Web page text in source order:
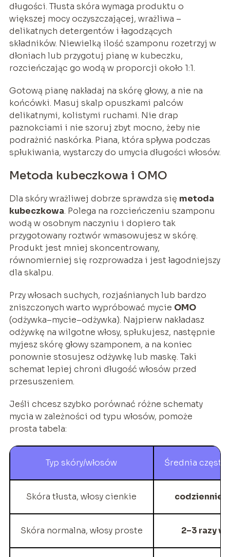
długości. Tłusta skóra wymaga produktu o
większej mocy oczyszczającej, wrażliwa –
delikatnych detergentów i łagodzących
składników. Niewielką ilość szamponu rozetrzyj w
dłoniach lub przygotuj pianę w kubeczku,
rozcieńczając go wodą w proporcji około 1:1.
Gotową pianę nakładaj na skórę głowy, a nie na
końcówki. Masuj skalp opuszkami palców
delikatnymi, kolistymi ruchami. Nie drap
paznokciami i nie szoruj zbyt mocno, żeby nie
podrażnić naskórka. Piana, która spływa podczas
spłukiwania, wystarczy do umycia długości włosów.
Metoda kubeczkowa i OMO
Dla skóry wrażliwej dobrze sprawdza się metoda
kubeczkowa. Polega na rozcieńczeniu szamponu
wodą w osobnym naczyniu i dopiero tak
przygotowany roztwór wmasowujesz w skórę.
Produkt jest mniej skoncentrowany,
równomierniej się rozprowadza i jest łagodniejszy
dla skalpu.
Przy włosach suchych, rozjaśnianych lub bardzo
zniszczonych warto wypróbować mycie OMO
(odżywka–mycie–odżywka). Najpierw nakładasz
odżywkę na wilgotne włosy, spłukujesz, następnie
myjesz skórę głowy szamponem, a na koniec
ponownie stosujesz odżywkę lub maskę. Taki
schemat lepiej chroni długość włosów przed
przesuszeniem.
Jeśli chcesz szybko porównać różne schematy
mycia w zależności od typu włosów, pomoże
prosta tabela:
Typ skóry/włosów Średnia
Skóra tłusta, włosy cienkie codziennie
Skóra normalna, włosy proste 2–3 razy